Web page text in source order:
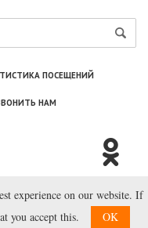
ПОСЕЩЕНИЙ
НАМ
2003—2026.
experience on our website. If
you accept this.
OK